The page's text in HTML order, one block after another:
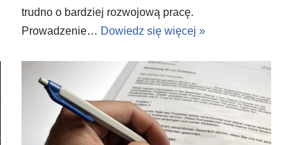
trudno o bardziej rozwojową pracę.
Prowadzenie… Dowiedz się więcej »